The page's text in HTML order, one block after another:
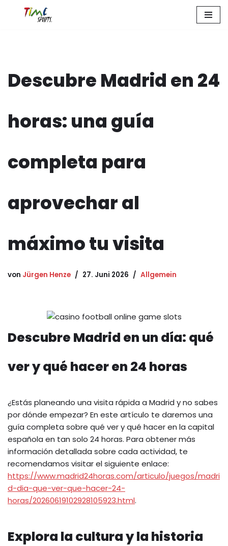
Descubre Madrid en 24
horas: una guía
completa para
aprovechar al
máximo tu visita
von Jürgen Henze 27. Juni 2026 Allgemein
Descubre Madrid en un día: qué
ver y qué hacer en 24 horas
¿Estás planeando una visita rápida a Madrid y no sabes
por dónde empezar? En este artículo te daremos una
guía completa sobre qué ver y qué hacer en la capital
española en tan solo 24 horas. Para obtener más
información detallada sobre cada actividad, te
recomendamos visitar el siguiente enlace:
https://www.madrid24horas.com/articulo/juegos/madri
d-dia-que-ver-que-hacer-24-
horas/20260619102928105923.html.
Explora la cultura y la historia